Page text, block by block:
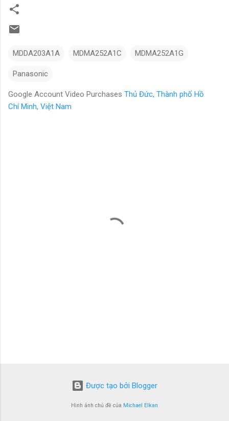
MDDA203A1A MDMA252A1C MDMA252A1G
Panasonic
Google Account Video Purchases Thủ Đức, Thành phố Hồ
Chí Minh, Việt Nam
Được tạo bởi Blogger
Hình ảnh chủ đề của Michael Elkan